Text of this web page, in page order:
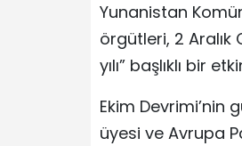
Yunanistan
örgütleri, 2 Aralık
yılı” başlıklı bir
Ekim Devrimi’nin
üyesi ve Avrupa